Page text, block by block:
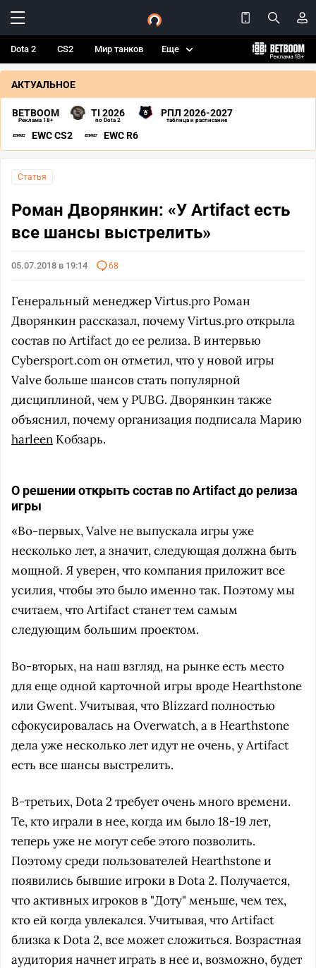
Dota 2 CS2 Мир танков Еще
АКТУАЛЬНОЕ
BETBOOM
Реклама 18+
TI 2026
по Dota 2
РПЛ 2026-2027
таблица и расписание
EWC CS2 EWC R6
Статья
Роман Дворянкин: «У Artifact есть
все шансы выстрелить»
05.07.2018 в 19:14 68
Генеральный менеджер Virtus.pro Роман
Дворянкин рассказал, почему Virtus.pro открыла
состав по Artifact до ее релиза. В интервью
Cybersport.com он отметил, что у новой игры
Valve больше шансов стать популярной
дисциплиной, чем у PUBG. Дворянкин также
объяснил, почему организация подписала Марию
harleen Кобзарь.
О решении открыть состав по Artifact до релиза
игры
«Во-первых, Valve не выпускала игры уже
несколько лет, а значит, следующая должна быть
мощной. Я уверен, что компания приложит все
усилия, чтобы это было именно так. Поэтому мы
считаем, что Artifact станет тем самым
следующим большим проектом.
Во-вторых, на наш взгляд, на рынке есть место
для еще одной карточной игры вроде Hearthstone
или Gwent. Учитывая, что Blizzard полностью
сфокусировалась на Overwatch, а в Hearthstone
дела уже несколько лет идут не очень, у Artifact
есть все шансы выстрелить.
В-третьих, Dota 2 требует очень много времени.
Те, кто играли в нее, когда им было 18-19 лет,
теперь уже не могут себе этого позволить.
Поэтому среди пользователей Hearthstone и
появились бывшие игроки в Dota 2. Получается,
что активных игроков в "Доту" меньше, чем тех,
кто ей когда увлекался. Учитывая, что Artifact
близка к Dota 2, все может сложиться. Возрастная
аудитория начнет играть в нее и, возможно, будет